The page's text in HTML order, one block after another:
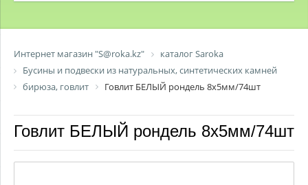
Интернет магазин "S@roka.kz"
каталог Saroka
Бусины и подвески из натуральных, синтетических камней
бирюза, говлит
Говлит БЕЛЫЙ рондель 8х5мм/74шт
Говлит БЕЛЫЙ рондель 8х5мм/74шт